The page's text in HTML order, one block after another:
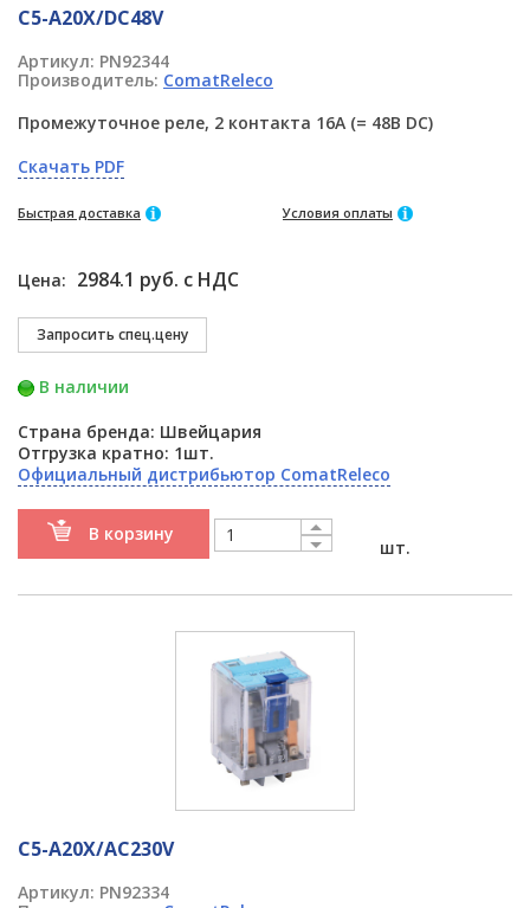
C5-A20X/DC48V
Артикул: PN92344
Производитель: ComatReleco
Промежуточное реле, 2 контакта 16A (= 48В DC)
Скачать PDF
Быстрая доставка Условия оплаты
Цена: 2984.1 руб. с НДС
В наличии
Страна бренда: Швейцария
Отгрузка кратно: 1шт.
Официальный дистрибьютор ComatReleco
В корзину
шт.
C5-A20X/AC230V
Артикул: PN92334